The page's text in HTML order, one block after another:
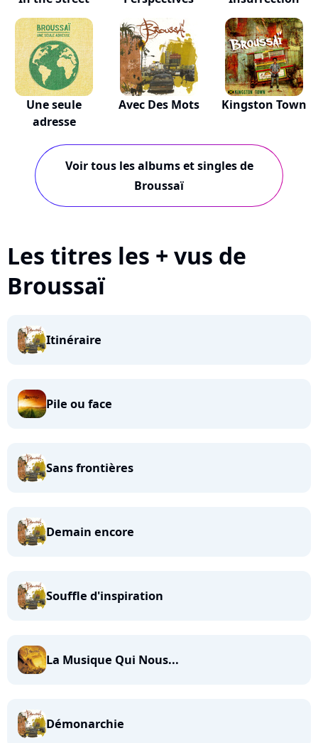
Une seule
adresse
Avec Des Mots Kingston Town
Voir tous les albums et singles de
Broussaï
Les titres les + vus de
Broussaï
Itinéraire
Pile ou face
Sans frontières
Demain encore
Souffle d'inspiration
La Musique Qui Nous...
Démonarchie